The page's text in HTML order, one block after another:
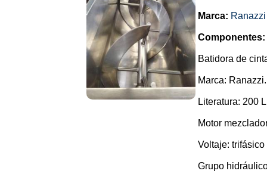
Marca: Ranazzi
Componentes:
Batidora de
Marca: Ranazzi.
Literatura: 200
Motor
Voltaje: trifásico
Grupo